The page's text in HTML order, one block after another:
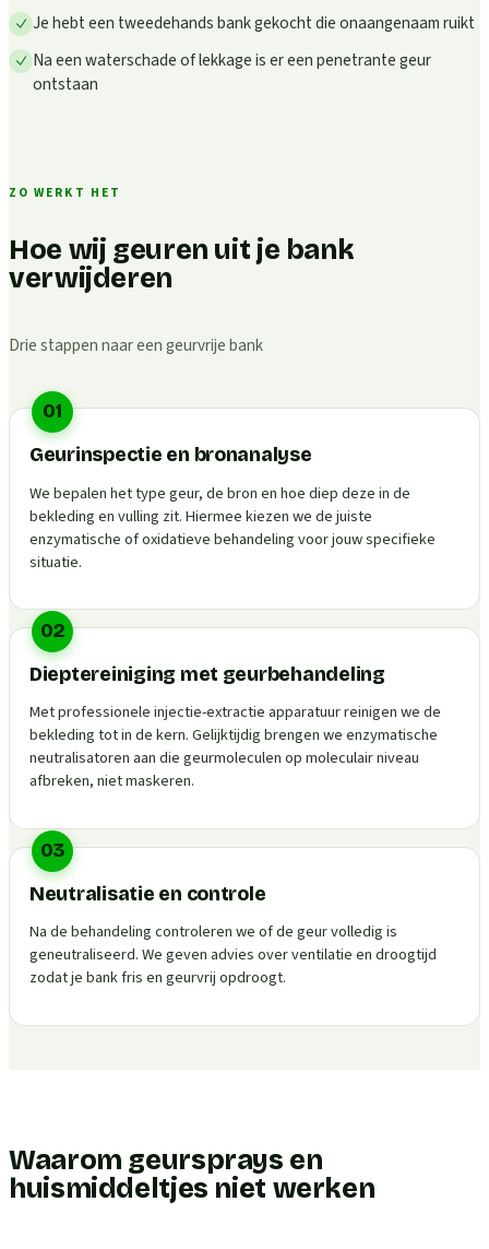
Je hebt een tweedehands bank gekocht die onaangenaam ruikt
Na een waterschade of lekkage is er een penetrante geur
ontstaan
ZO WERKT HET
Hoe wij geuren uit je bank
verwijderen
Drie stappen naar een geurvrije bank
01
Geurinspectie en bronanalyse
We bepalen het type geur, de bron en hoe diep deze in de
bekleding en vulling zit. Hiermee kiezen we de juiste
enzymatische of oxidatieve behandeling voor jouw specifieke
situatie.
02
Dieptereiniging met geurbehandeling
Met professionele injectie-extractie apparatuur reinigen we de
bekleding tot in de kern. Gelijktijdig brengen we enzymatische
neutralisatoren aan die geurmoleculen op moleculair niveau
afbreken, niet maskeren.
03
Neutralisatie en controle
Na de behandeling controleren we of de geur volledig is
geneutraliseerd. We geven advies over ventilatie en droogtijd
zodat je bank fris en geurvrij opdroogt.
Waarom geursprays en
huismiddeltjes niet werken